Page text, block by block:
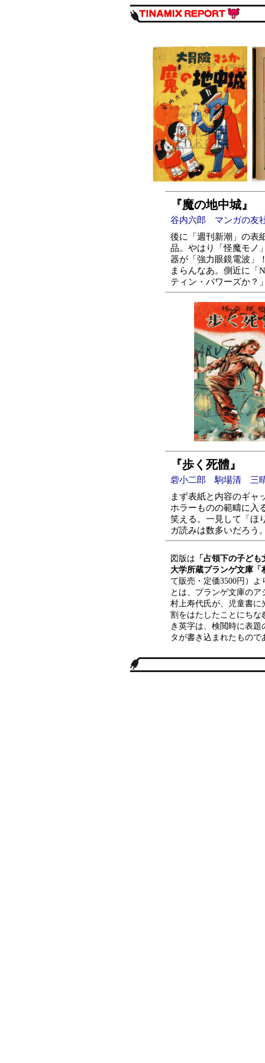
『魔の地中城』
谷内六郎 マンガの友
後に「週刊新潮」の表
品。やはり「怪魔モノ
器が「強力眼鏡電波
まらんなあ。側近に「
ティン・パワーズか？
『歩く死體』
砦小二郎 駒場清 三
まず表紙と内容のギャ
ホラーものの範疇に入
笑える。一見して「ほ
ガ読みは数多いだろう
図版は 「占領下の子ど
大学所蔵プランゲ文庫
て販売・定価3500円）
とは、プランゲ文庫の
村上寿代氏が、児童書
割をはたしたことにち
き英字は、検閲時に表
タが書き込まれたもので